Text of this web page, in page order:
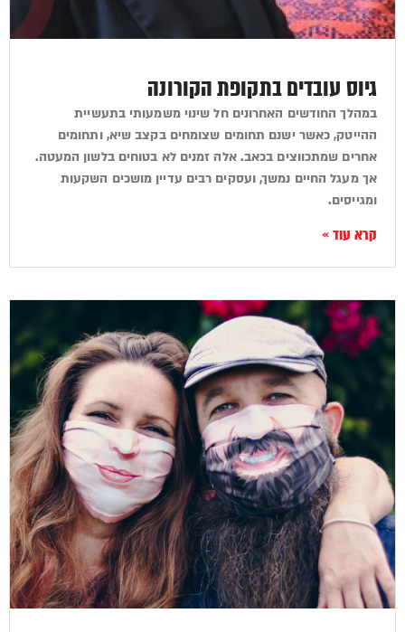
גיוס עובדים בתקופת הקורונה
במהלך החודשים האחרונים חל שינוי משמעותי בתעשיית
ההייטק, כאשר ישנם תחומים שצומחים בקצב שיא, ותחומים
אחרים שמתכווצים בכאב. אלה זמנים לא בטוחים בלשון המעטה.
אך מעגל החיים נמשך, ועסקים רבים עדיין מושכים השקעות
ומגייסים.
קרא עוד »